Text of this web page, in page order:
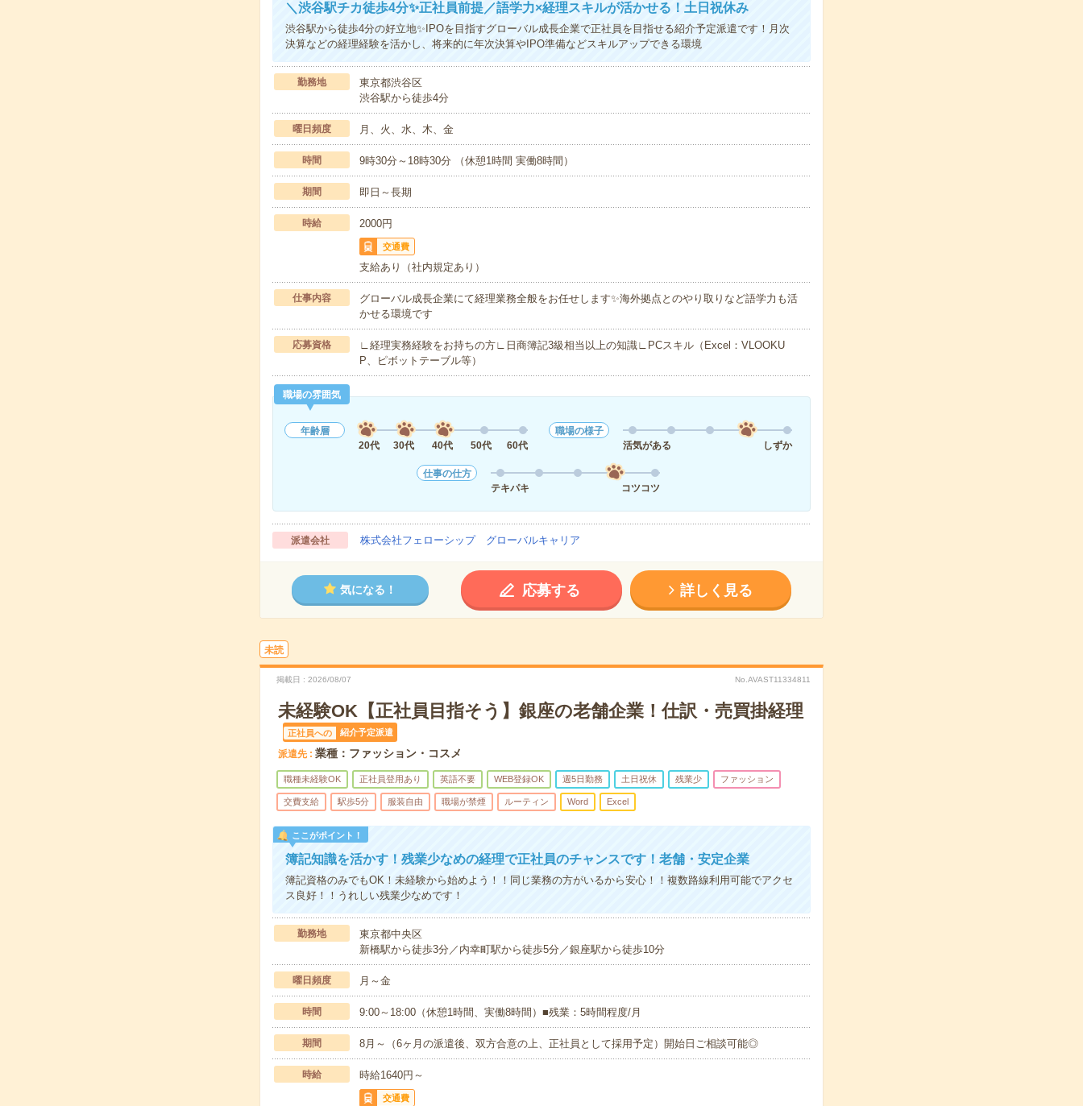
＼渋谷駅チカ徒歩4分✨正社員前提／語学力×経理スキルが活かせる！土日祝休み
渋谷駅から徒歩4分の好立地✨IPOを目指すグローバル成長企業で正社員を目指せる紹介予定派遣です！月次
決算などの経理経験を活かし、将来的に年次決算やIPO準備などスキルアップできる環境
勤務地
東京都渋谷区
渋谷駅から徒歩4分
曜日頻度 月、火、水、木、金
時間 9時30分～18時30分 （休憩1時間 実働8時間）
期間 即日～長期
時給 2000円
交通費
支給あり（社内規定あり）
仕事内容
グローバル成長企業にて経理業務全般をお任せします✨海外拠点とのやり取りなど語学力も活
かせる環境です
応募資格
∟経理実務経験をお持ちの方∟日商簿記3級相当以上の知識∟PCスキル（Excel：VLOOKU
P、ピボットテーブル等）
職場の雰囲気
年齢層
20代
30代 40代 50代 60代
職場の様子
活気がある
しずか
仕事の仕方
テキパキ
コツコツ
派遣会社 株式会社フェローシップ グローバルキャリア
気になる！ 応募する 詳しく見る
未読
掲載日 2026/08/07 No.AVAST11334811
未経験OK【正社員目指そう】銀座の老舗企業！仕訳・売買掛経理
正社員への 紹介予定派遣
派遣先 業種：ファッション・コスメ
職種未経験OK 正社員登用あり 英語不要 WEB登録OK 週5日勤務 土日祝休 残業少 ファッション
交費支給 駅歩5分 服装自由 職場が禁煙 ルーティン Word Excel
ここがポイント！
簿記知識を活かす！残業少なめの経理で正社員のチャンスです！老舗・安定企業
簿記資格のみでもOK！未経験から始めよう！！同じ業務の方がいるから安心！！複数路線利用可能でアクセ
ス良好！！うれしい残業少なめです！
勤務地
東京都中央区
新橋駅から徒歩3分／内幸町駅から徒歩5分／銀座駅から徒歩10分
曜日頻度 月～金
時間 9:00～18:00（休憩1時間、実働8時間）■残業：5時間程度/月
期間 8月～（6ヶ月の派遣後、双方合意の上、正社員として採用予定）開始日ご相談可能◎
時給 時給1640円～
交通費